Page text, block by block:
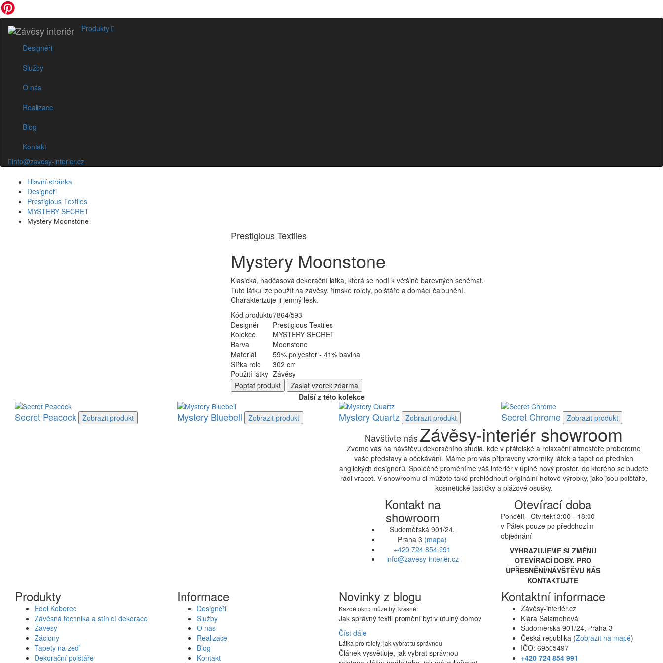
Produkty
Designéři
Služby
O nás
Realizace
Blog
Kontakt
info@zavesy-interier.cz
Hlavní stránka
Designéři
Prestigious Textiles
MYSTERY SECRET
Mystery Moonstone
Prestigious Textiles
Mystery Moonstone
Klasická, nadčasová dekorační látka, která se hodí k většině barevných schémat.
Tuto látku lze použít na závěsy, římské rolety, polštáře a domácí čalounění.
Charakterizuje ji jemný lesk.
Kód produktu7864/593
Designér
Prestigious Textiles
Kolekce
MYSTERY SECRET
Barva
Moonstone
Materiál
59% polyester - 41% bavlna
Šířka role
302 cm
Použití látky Závěsy
Poptat produkt Zaslat vzorek zdarma
Další z této kolekce
Secret Peacock Zobrazit produkt Mystery Bluebell Zobrazit produkt Mystery Quartz Zobrazit produkt Secret Chrome Zobrazit produkt
Navštivte násZávěsy-interiér showroom
Zveme vás na návštěvu dekoračního studia, kde v přátelské a relaxační atmosféře probereme
vaše představy a očekávání. Máme pro vás připraveny vzorníky látek a tapet od předních
anglických designérů. Společně proměníme váš interiér v úplně nový prostor, do kterého se budete
rádi vracet. V showroomu si můžete také prohlédnout originální hotové výrobky, jako jsou polštáře,
kosmetické taštičky a plážové osušky.
Kontakt na
showroom
Sudoměřská 901/24,
Praha 3 (mapa)
+420 724 854 991
info@zavesy-interier.cz
Otevírací doba
Pondělí - Čtvrtek13:00 - 18:00
v Pátek pouze po předchozím
objednání
VYHRAZUJEME SI ZMĚNU
OTEVÍRACÍ DOBY, PRO
UPŘESNĚNÍ/NÁVŠTĚVU NÁS
KONTAKTUJTE
Produkty
Edel Koberec
Závěsná technika a stínící dekorace
Závěsy
Záclony
Tapety na zeď
Dekorační polštáře
Informace
Designéři
Služby
O nás
Realizace
Blog
Kontakt
Novinky z blogu
Každé okno může být krásné
Jak správný textil promění byt v útulný domov
Číst dále
Látka pro rolety: jak vybrat tu správnou
Článek vysvětluje, jak vybrat správnou
Kontaktní informace
Závěsy-interiér.cz
Klára Salamehová
Sudoměřská 901/24, Praha 3
Česká republika (Zobrazit na mapě)
IČO: 69505497
+420 724 854 991